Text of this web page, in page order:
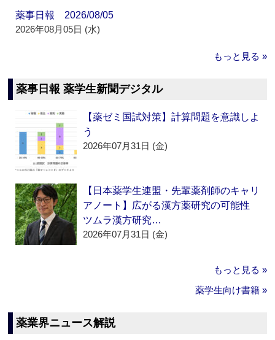
薬事日報 2026/08/05
2026年08月05日 (水)
もっと見る »
薬事日報 薬学生新聞デジタル
【薬ゼミ国試対策】計算問題を意識しよ
う
2026年07月31日 (金)
【日本薬学生連盟・先輩薬剤師のキャリ
アノート】広がる漢方薬研究の可能性
ツムラ漢方研究…
2026年07月31日 (金)
もっと見る »
薬学生向け書籍 »
薬業界ニュース解説